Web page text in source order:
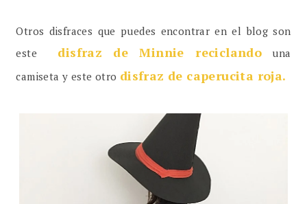
Otros disfraces que puedes encontrar en el blog son
este disfraz de Minnie reciclando una
camiseta y este otro disfraz de caperucita roja.